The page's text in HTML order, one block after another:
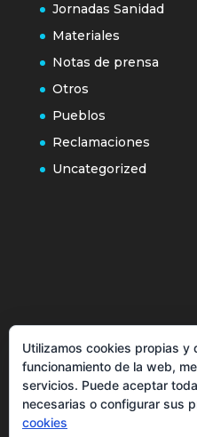
Jornadas Sanidad
Materiales
Notas de prensa
Otros
Pueblos
Reclamaciones
Uncategorized
Más información
Inicio
Política de privacidad
Utilizamos cookies propias y
funcionamiento de la web,
servicios. Puede aceptar
necesarias o configurar sus
cookies